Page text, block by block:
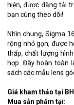
hiện, được đăng tải
bạn cùng theo dõi!
Nhìn chung, Sigma
rộng nhỏ gọn, được
thấp, chất lượng
hợp. Đây hoàn toàn
sách các mẫu lens
Giá kham thảo tại
Mua sản phẩm tại: